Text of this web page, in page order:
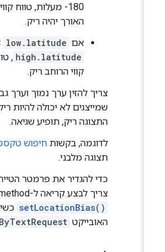
‎-180 מעלות, טווח קווי
האורך יהיה ריק.
אם low.latitude
>
high.latitude , טווח
קווי הרוחב ריק.
צריך להזין ערך נמוך וערך גבוה,
שמייצגים לא יכולה להיות
התצוגה ריק, תופיע שגיאה.
לדוגמה, בקשותחיפוש טקסט
תצוגה מלבני.
כדי להגדיר את פרמטר הטיית
צריך לבצע קריאה ל-method‏
setLocationBias()
האובייקט